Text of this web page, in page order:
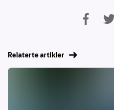
Relaterte artikler